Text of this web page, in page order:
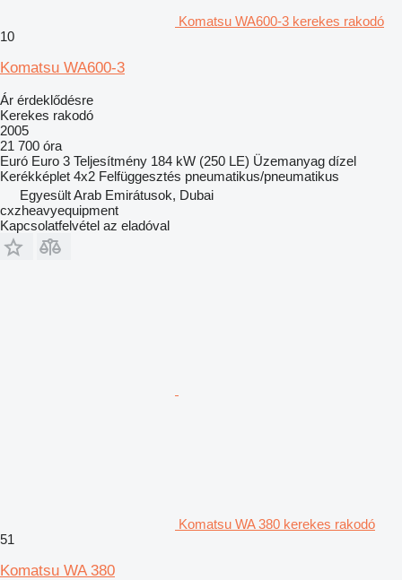
Komatsu WA600-3 kerekes rakodó
10
Komatsu WA600-3
Ár érdeklődésre
Kerekes rakodó
2005
21 700 óra
Euró Euro 3 Teljesítmény 184 kW (250 LE) Üzemanyag dízel
Kerékképlet 4x2 Felfüggesztés pneumatikus/pneumatikus
Egyesült Arab Emirátusok, Dubai
cxzheavyequipment
Kapcsolatfelvétel az eladóval
Komatsu WA 380 kerekes rakodó
51
Komatsu WA 380